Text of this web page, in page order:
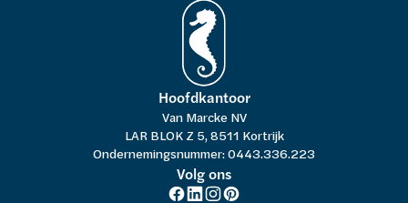
Hoofdkantoor
Van Marcke NV
LAR BLOK Z 5, 8511 Kortrijk
Ondernemingsnummer: 0443.336.223
Volg ons